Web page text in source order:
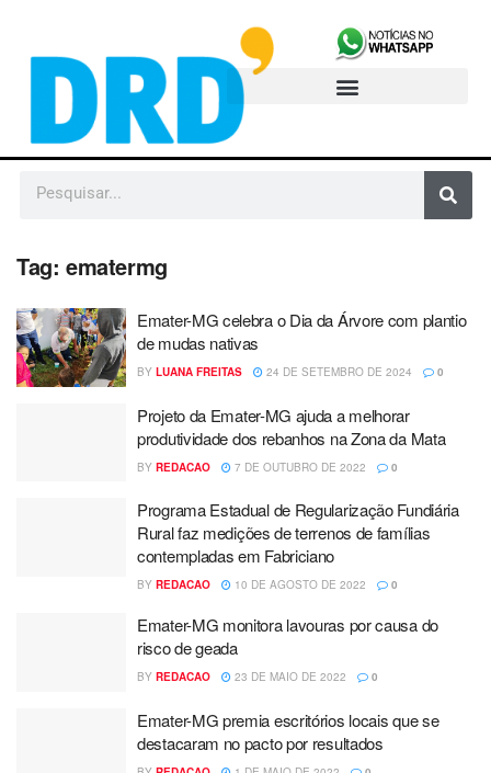
Tag: ematermg
Emater-MG celebra o Dia da Árvore com plantio
de mudas nativas
BY LUANA FREITAS 24 DE SETEMBRO DE 2024 0
Projeto da Emater-MG ajuda a melhorar
produtividade dos rebanhos na Zona da Mata
BY REDACAO 7 DE OUTUBRO DE 2022 0
Programa Estadual de Regularização Fundiária
Rural faz medições de terrenos de famílias
contempladas em Fabriciano
BY REDACAO 10 DE AGOSTO DE 2022 0
Emater-MG monitora lavouras por causa do
risco de geada
BY REDACAO 23 DE MAIO DE 2022 0
Emater-MG premia escritórios locais que se
destacaram no pacto por resultados